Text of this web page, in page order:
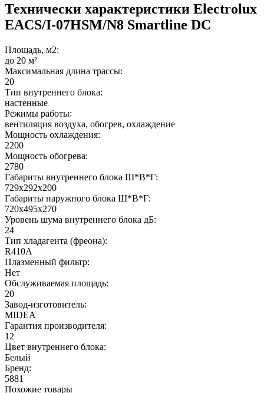
Технически характеристики Electrolux
EACS/I-07HSM/N8 Smartline DC
Площадь, м2:
до 20 м²
Максимальная длина трассы:
20
Тип внутреннего блока:
настенные
Режимы работы:
вентиляция воздуха, обогрев, охлаждение
Мощность охлаждения:
2200
Мощность обогрева:
2780
Габариты внутреннего блока Ш*В*Г:
729x292x200
Габариты наружного блока Ш*В*Г:
720x495x270
Уровень шума внутреннего блока дБ:
24
Тип хладагента (фреона):
R410A
Плазменный фильтр:
Нет
Обслуживаемая площадь:
20
Завод-изготовитель:
MIDEA
Гарантия производителя:
12
Цвет внутреннего блока:
Белый
Бренд:
5881
Похожие товары